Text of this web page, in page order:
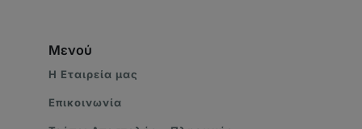
Μενού
Η Eταιρεία μας
Επικοινωνία